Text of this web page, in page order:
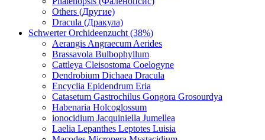
Others (Другие)
Dracula (Дракула)
Schwerter Orchideenzucht (38%)
Aerangis Angraecum Aerides
Brassavola Bulbophyllum
Cattleya Cleisostoma Coelogyne
Dendrobium Dichaea Dracula
Encyclia Epidendrum Eria
Catasetum Gastrochilus Gongora Grosourdya
Habenaria Holcoglossum
ionocidium Jacquiniella Jumellea
Laelia Lepanthes Leptotes Luisia